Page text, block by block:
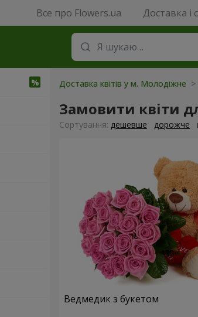
Все про Flowers.ua Доставка і
Доставка квітів у м. Молодіжне
Замовити квіти
Сортування: дешевше дорожче
Ведмедик з букетом